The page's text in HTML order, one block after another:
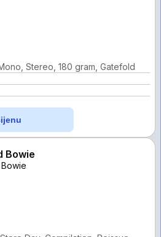
Stereo, 180 gram, Gatefold
Bowie